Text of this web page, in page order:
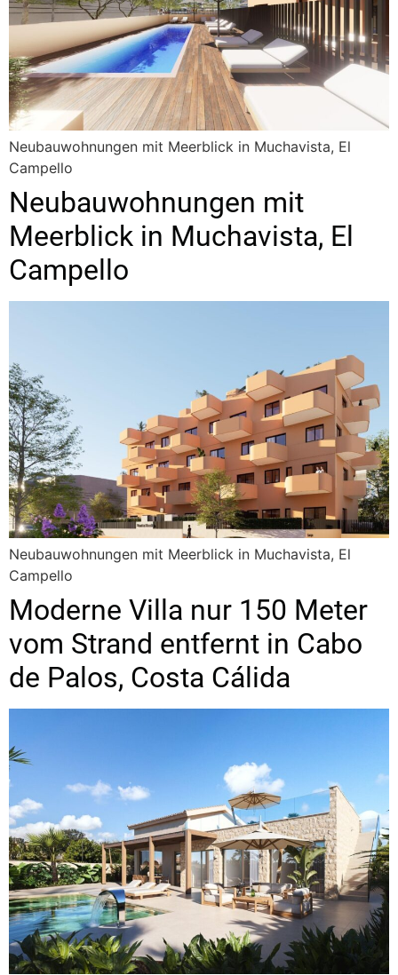
Neubauwohnungen mit Meerblick in Muchavista, El
Campello
Neubauwohnungen mit
Meerblick in Muchavista, El
Campello
Neubauwohnungen mit Meerblick in Muchavista, El
Campello
Moderne Villa nur 150 Meter
vom Strand entfernt in Cabo
de Palos, Costa Cálida